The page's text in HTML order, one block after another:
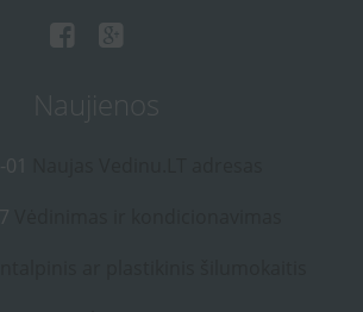
Naujienos